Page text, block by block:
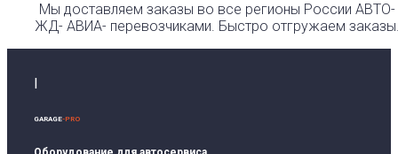
Мы доставляем заказы во все регионы России АВТО-
ЖД- АВИА- перевозчиками. Быстро отгружаем
GARAGE-PRO